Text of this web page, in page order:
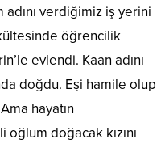
verdiğimiz iş yerini
öğrencilik
evlendi. Kaan adını
doğdu. Eşi hamile olup
hayatın
oğlum doğacak kızını